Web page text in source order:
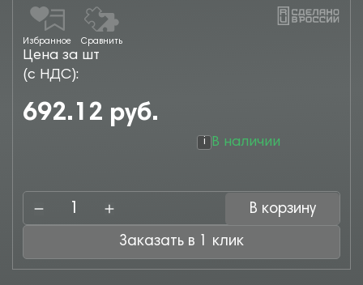
Избранное Сравнить
Цена за шт
(с НДС):
692.12 руб.
В наличии
i
В корзину
Заказать в 1 клик